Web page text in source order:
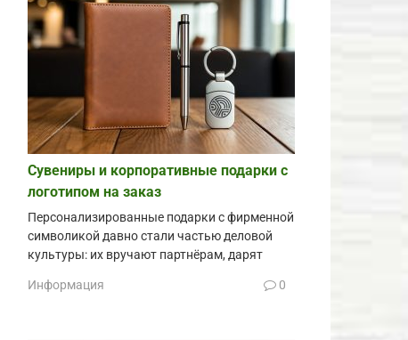
Сувениры и корпоративные подарки с
логотипом на заказ
Персонализированные подарки с фирменной
символикой давно стали частью деловой
культуры: их вручают партнёрам, дарят
Информация 0